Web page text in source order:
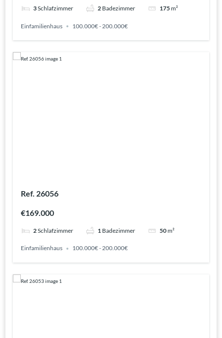
3Schlafzimmer 2 Badezimmer 175m²
Einfamilienhaus 100.000€ - 200.000€
Ref. 26056
€169.000
2Schlafzimmer 1 Badezimmer 50m²
Einfamilienhaus 100.000€ - 200.000€